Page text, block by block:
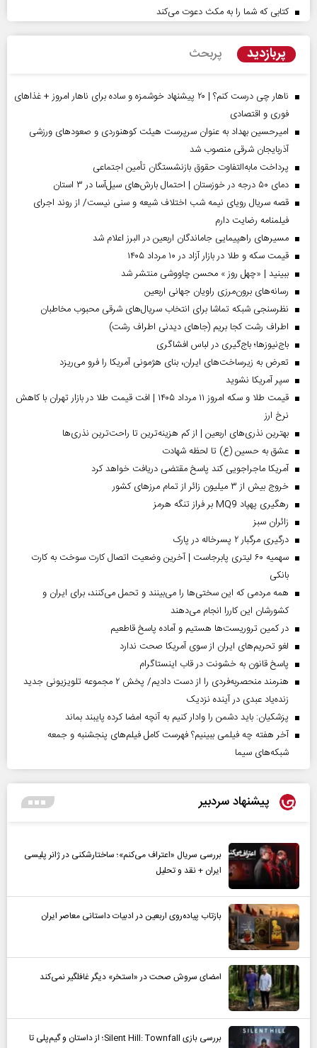
کتابی که شما را به مکث دعوت می‌کند
پربازدید پربحث
ناهار چی درست کنم؟ | ۲۰ پیشنهاد خوشمزه و ساده برای ناهار امروز + غذاهای
فوری و اقتصادی
امیرحسین بهداد به عنوان سرپرست هیئت کوهنوردی و صعودهای ورزشی
آذربایجان شرقی منصوب شد
پرداخت مابه‌التفاوت حقوق بازنشستگان تأمین اجتماعی
دمای ۵۰ درجه در خوزستان | احتمال بارش‌های سیل‌آسا در ۳ استان
قصه سریال رویای نیمه شب اختلاف شیعه و سنی نیست/ از روند اجرای
فیلمنامه رضایت دارم
مسیر‌های راهپیمایی جاماندگان اربعین در البرز اعلام شد
قیمت سکه و طلا در بازار آزاد در ۱۰ مرداد ۱۴۰۵
ببینید | «چهل روز » محسن چاووشی منتشر شد
رسانه‌های برون‌مرزی راویان جهانی اربعین
نظرسنجی شبکه تماشا برای انتخاب سریال‌های شرقی محبوب مخاطبان
اطراف رشت کجا بریم (جاهای دیدنی اطراف رشت)
باج‌نیوزها؛ باج‌گیری در لباس افشاگری
تعرض به زیرساخت‌های ایران، بنای هژمونی آمریکا را فرو می‌ریزد
سپر آمریکا نشوید
قیمت طلا و سکه امروز ۱۱ مرداد ۱۴۰۵ | افت قیمت طلا در بازار تهران با کاهش
نرخ ارز
بهترین نذری‌های اربعین | از کم هزینه‌ترین تا راحت‌ترین نذری‌ها
عشق به حسین (ع) تا لحظه شهادت
آمریکا ماجراجویی کند پاسخ مقتضی دریافت خواهد کرد
خروج بیش از ۳ میلیون زائر از تمام مرز‌های کشور
رهگیری پهپاد MQ9 بر فراز تنگه هرمز
‌زائران سبز
درگیری مرگبار ۲ پسرخاله در پارک
سهمیه ۶۰ لیتری پابرجاست | آخرین وضعیت اتصال کارت سوخت به کارت
بانکی
همه مردمی که این سختی‌ها را می‌بینند و تحمل می‌کنند، برای ایران و
کشورشان این کاررا انجام می‌دهند
در کمین تروریست‌ها هستیم و آماده پاسخ قاطعیم
لغو تحریم‌های ایران از سوی آمریکا صحت ندارد
پاسخ قانون به خشونت در قاب اینستاگرام
هنرمند منحصر‌به‌فردی را از دست دادیم/ پخش ۲ مجموعه تلویزیونی جدید
زنده‌یاد عبدی در آینده نزدیک
پزشکیان: باید دشمن را وادار کنیم به آنچه امضا کرده پایبند بماند
آخر هفته چه فیلمی ببینیم؟ فهرست کامل فیلم‌های پنجشنبه و جمعه
شبکه‌های سیما
پیشنهاد سردبیر
بررسی سریال «اعتراف می‌کنم»؛ ساختارشکنی در ژانر پلیسی
ایران + نقد و تحلیل
بازتاب پیاده‌روی اربعین در ادبیات داستانی معاصر ایران
امضای سروش صحت در «استخر» دیگر غافلگیر نمی‌کند
بررسی بازی Silent Hill: Townfall؛ از داستان و گیم‌پلی تا